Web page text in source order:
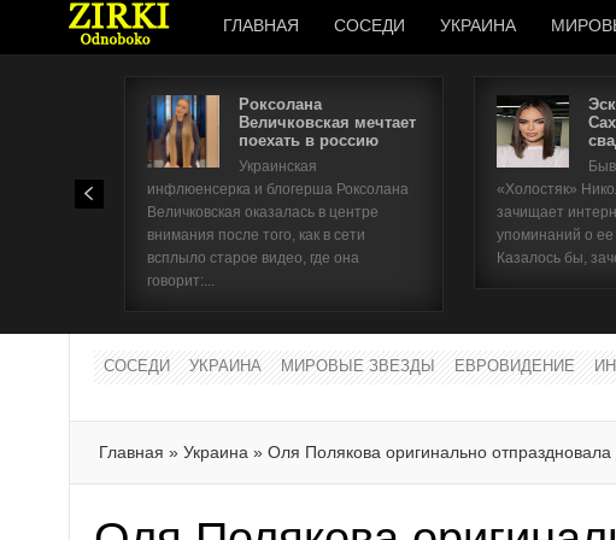
ГЛАВНАЯ СОСЕДИ УКРАИНА
Роксолана
Величковская мечтает
поехать в россию
Украинская
инфлюенсерка и блогерша Роксолана
Величковская оказалась в центре
внимания после того, как в сети
всплыло старое видео, где она
говорит:...
«Холостяк»
зачищает
упоминаний о
Казалось бы,
СОСЕДИ УКРАИНА МИРОВЫЕ ЗВЕЗДЫ ЕВРОВИДЕНИЕ
Главная » Украина » Оля Полякова оригинально